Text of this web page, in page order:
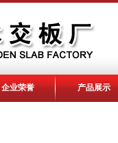
企业荣誉 产品展示